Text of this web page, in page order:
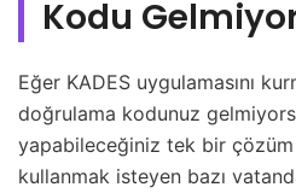
Kodu
Eğer KADES uygulamasını
doğrulama kodunuz
yapabileceğiniz tek bir çözüm
kullanmak isteyen bazı